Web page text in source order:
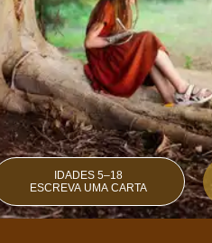
IDADES 5–18
ESCREVA UMA CARTA